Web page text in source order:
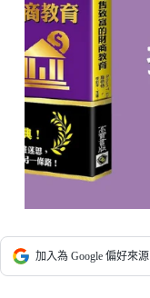
加入為 Google 偏好來源